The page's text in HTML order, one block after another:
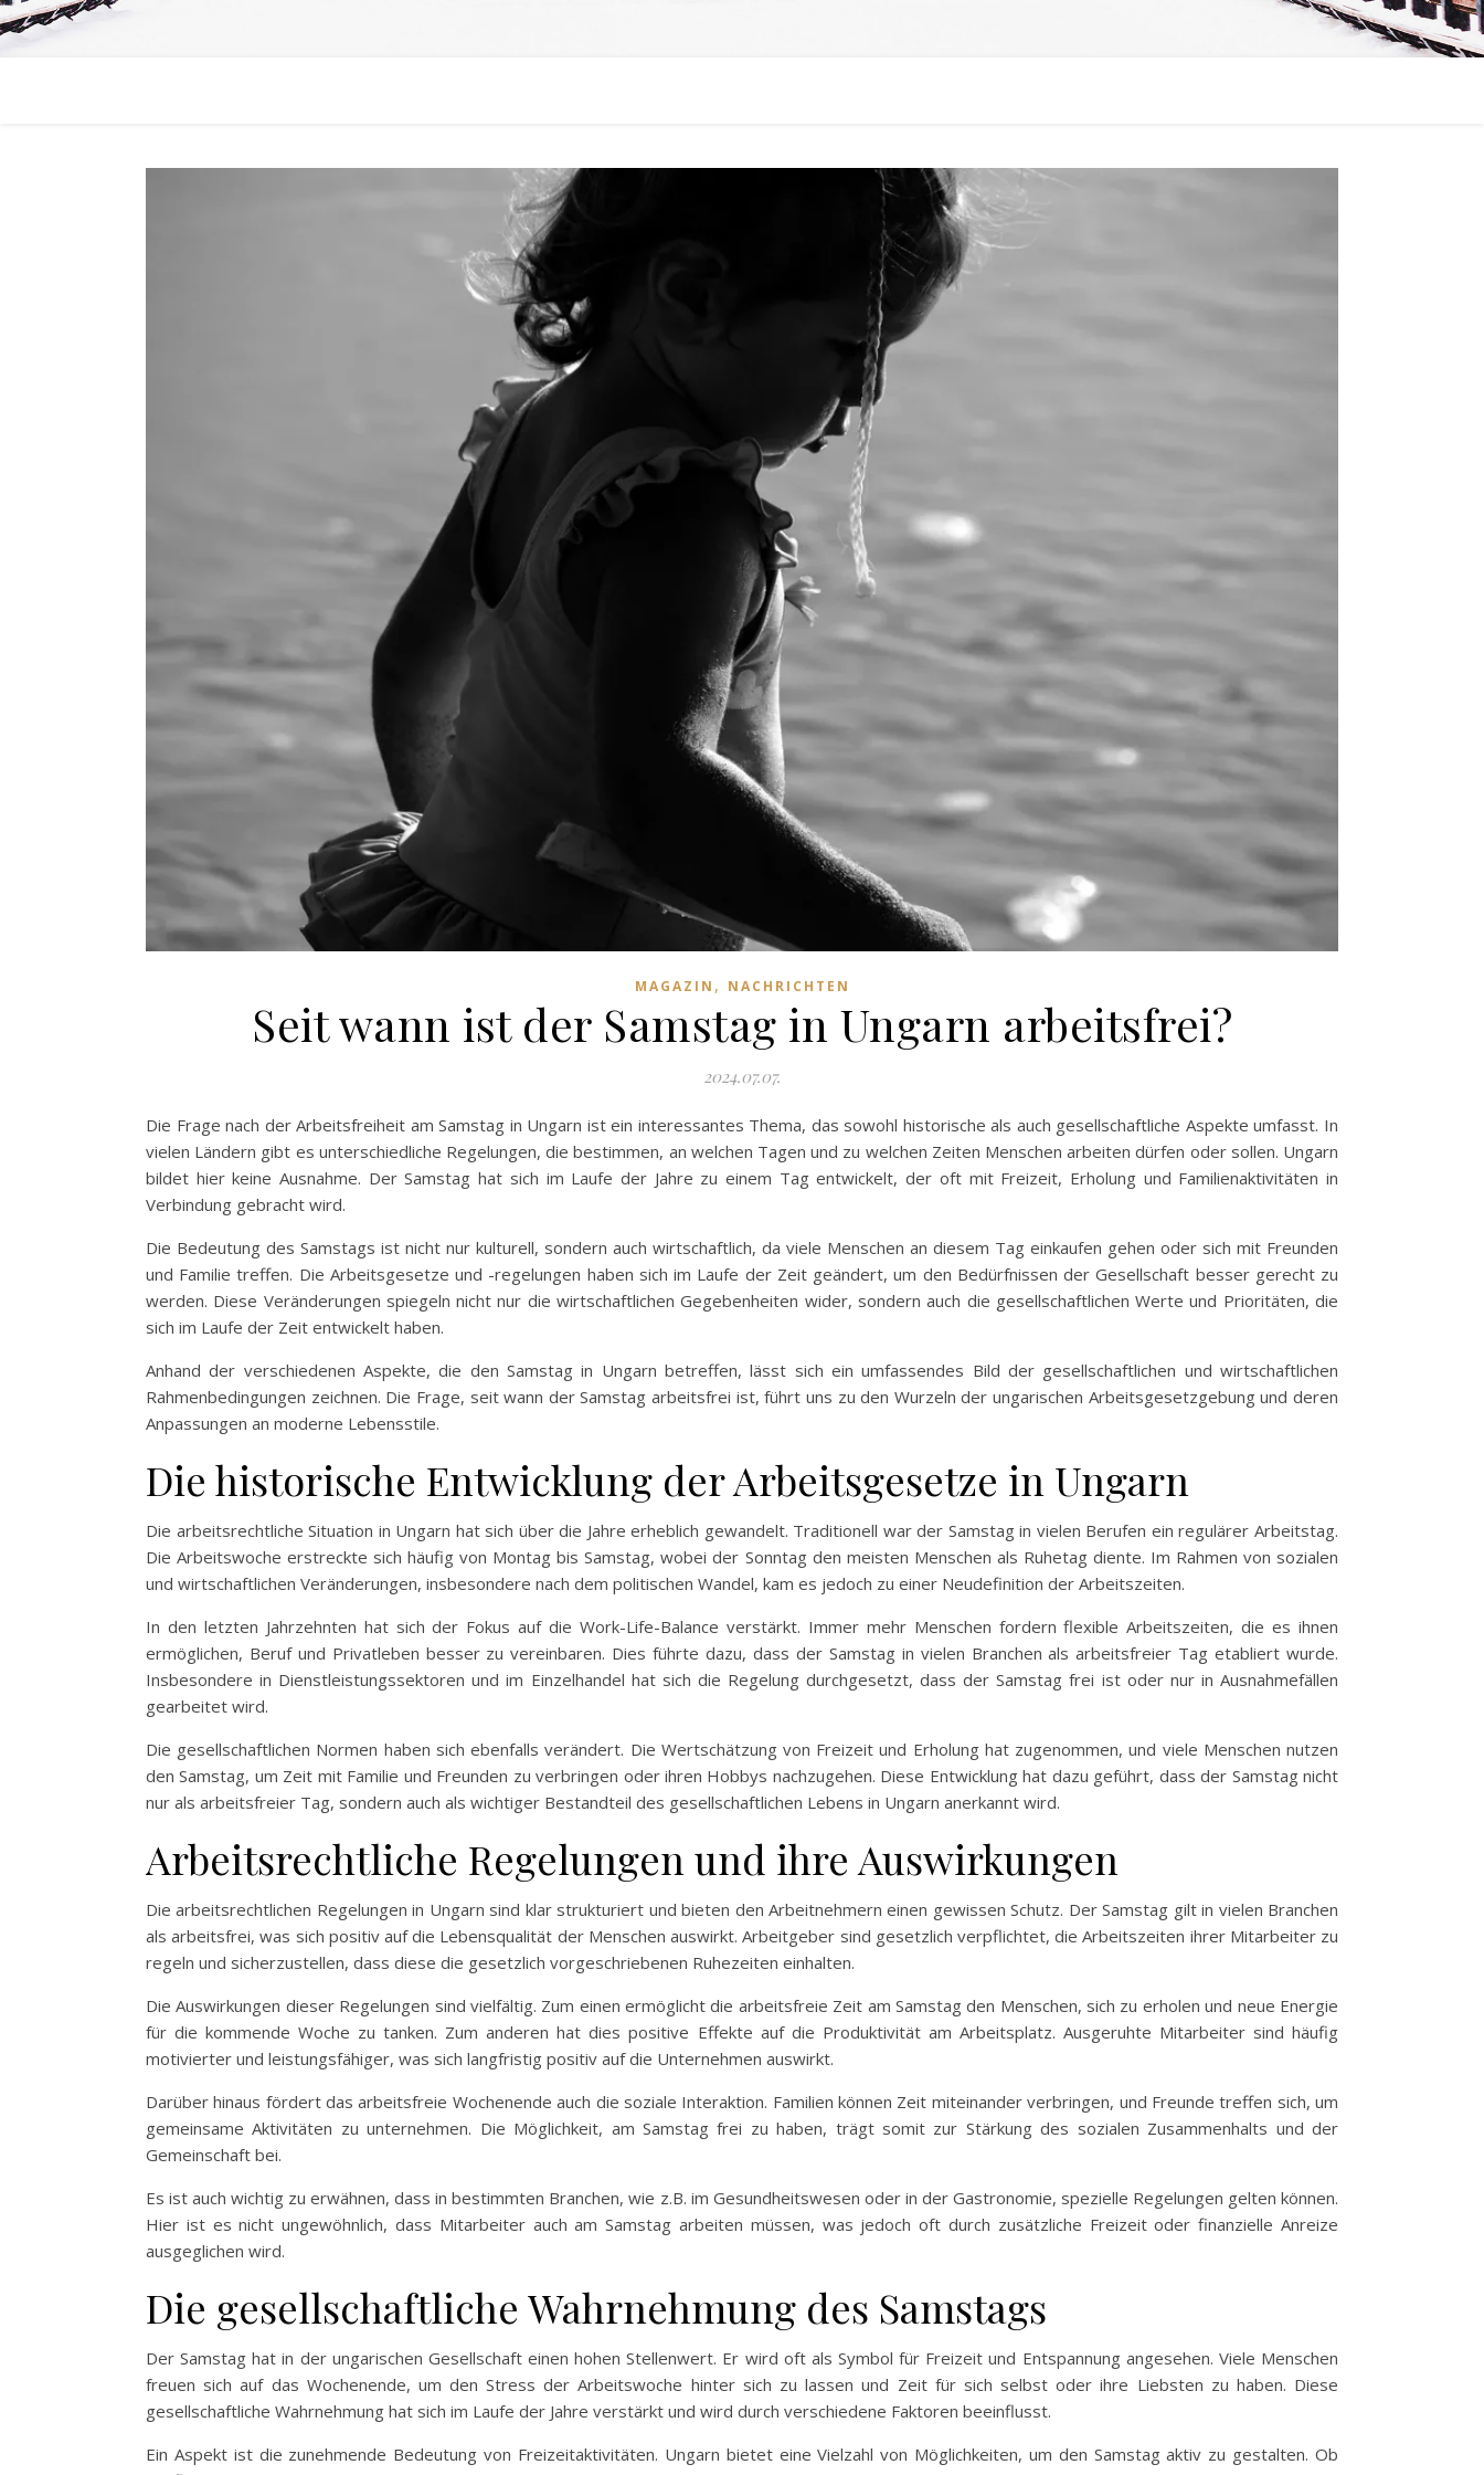
MAGAZIN , NACHRICHTEN
Seit wann ist der Samstag in Ungarn arbeitsfrei?
2024.07.07.
Die Frage nach der Arbeitsfreiheit am Samstag in Ungarn ist ein interessantes Thema, das sowohl historische als auch gesellschaftliche Aspekte umfasst. In
vielen Ländern gibt es unterschiedliche Regelungen, die bestimmen, an welchen Tagen und zu welchen Zeiten Menschen arbeiten dürfen oder sollen. Ungarn
bildet hier keine Ausnahme. Der Samstag hat sich im Laufe der Jahre zu einem Tag entwickelt, der oft mit Freizeit, Erholung und Familienaktivitäten in
Verbindung gebracht wird.
Die Bedeutung des Samstags ist nicht nur kulturell, sondern auch wirtschaftlich, da viele Menschen an diesem Tag einkaufen gehen oder sich mit Freunden
und Familie treffen. Die Arbeitsgesetze und -regelungen haben sich im Laufe der Zeit geändert, um den Bedürfnissen der Gesellschaft besser gerecht zu
werden. Diese Veränderungen spiegeln nicht nur die wirtschaftlichen Gegebenheiten wider, sondern auch die gesellschaftlichen Werte und Prioritäten, die
sich im Laufe der Zeit entwickelt haben.
Anhand der verschiedenen Aspekte, die den Samstag in Ungarn betreffen, lässt sich ein umfassendes Bild der gesellschaftlichen und wirtschaftlichen
Rahmenbedingungen zeichnen. Die Frage, seit wann der Samstag arbeitsfrei ist, führt uns zu den Wurzeln der ungarischen Arbeitsgesetzgebung und deren
Anpassungen an moderne Lebensstile.
Die historische Entwicklung der Arbeitsgesetze in Ungarn
Die arbeitsrechtliche Situation in Ungarn hat sich über die Jahre erheblich gewandelt. Traditionell war der Samstag in vielen Berufen ein regulärer Arbeitstag.
Die Arbeitswoche erstreckte sich häufig von Montag bis Samstag, wobei der Sonntag den meisten Menschen als Ruhetag diente. Im Rahmen von sozialen
und wirtschaftlichen Veränderungen, insbesondere nach dem politischen Wandel, kam es jedoch zu einer Neudefinition der Arbeitszeiten.
In den letzten Jahrzehnten hat sich der Fokus auf die Work-Life-Balance verstärkt. Immer mehr Menschen fordern flexible Arbeitszeiten, die es ihnen
ermöglichen, Beruf und Privatleben besser zu vereinbaren. Dies führte dazu, dass der Samstag in vielen Branchen als arbeitsfreier Tag etabliert wurde.
Insbesondere in Dienstleistungssektoren und im Einzelhandel hat sich die Regelung durchgesetzt, dass der Samstag frei ist oder nur in Ausnahmefällen
gearbeitet wird.
Die gesellschaftlichen Normen haben sich ebenfalls verändert. Die Wertschätzung von Freizeit und Erholung hat zugenommen, und viele Menschen nutzen
den Samstag, um Zeit mit Familie und Freunden zu verbringen oder ihren Hobbys nachzugehen. Diese Entwicklung hat dazu geführt, dass der Samstag nicht
nur als arbeitsfreier Tag, sondern auch als wichtiger Bestandteil des gesellschaftlichen Lebens in Ungarn anerkannt wird.
Arbeitsrechtliche Regelungen und ihre Auswirkungen
Die arbeitsrechtlichen Regelungen in Ungarn sind klar strukturiert und bieten den Arbeitnehmern einen gewissen Schutz. Der Samstag gilt in vielen Branchen
als arbeitsfrei, was sich positiv auf die Lebensqualität der Menschen auswirkt. Arbeitgeber sind gesetzlich verpflichtet, die Arbeitszeiten ihrer Mitarbeiter zu
regeln und sicherzustellen, dass diese die gesetzlich vorgeschriebenen Ruhezeiten einhalten.
Die Auswirkungen dieser Regelungen sind vielfältig. Zum einen ermöglicht die arbeitsfreie Zeit am Samstag den Menschen, sich zu erholen und neue Energie
für die kommende Woche zu tanken. Zum anderen hat dies positive Effekte auf die Produktivität am Arbeitsplatz. Ausgeruhte Mitarbeiter sind häufig
motivierter und leistungsfähiger, was sich langfristig positiv auf die Unternehmen auswirkt.
Darüber hinaus fördert das arbeitsfreie Wochenende auch die soziale Interaktion. Familien können Zeit miteinander verbringen, und Freunde treffen sich, um
gemeinsame Aktivitäten zu unternehmen. Die Möglichkeit, am Samstag frei zu haben, trägt somit zur Stärkung des sozialen Zusammenhalts und der
Gemeinschaft bei.
Es ist auch wichtig zu erwähnen, dass in bestimmten Branchen, wie z.B. im Gesundheitswesen oder in der Gastronomie, spezielle Regelungen gelten können.
Hier ist es nicht ungewöhnlich, dass Mitarbeiter auch am Samstag arbeiten müssen, was jedoch oft durch zusätzliche Freizeit oder finanzielle Anreize
ausgeglichen wird.
Die gesellschaftliche Wahrnehmung des Samstags
Der Samstag hat in der ungarischen Gesellschaft einen hohen Stellenwert. Er wird oft als Symbol für Freizeit und Entspannung angesehen. Viele Menschen
freuen sich auf das Wochenende, um den Stress der Arbeitswoche hinter sich zu lassen und Zeit für sich selbst oder ihre Liebsten zu haben. Diese
gesellschaftliche Wahrnehmung hat sich im Laufe der Jahre verstärkt und wird durch verschiedene Faktoren beeinflusst.
Ein Aspekt ist die zunehmende Bedeutung von Freizeitaktivitäten. Ungarn bietet eine Vielzahl von Möglichkeiten, um den Samstag aktiv zu gestalten. Ob